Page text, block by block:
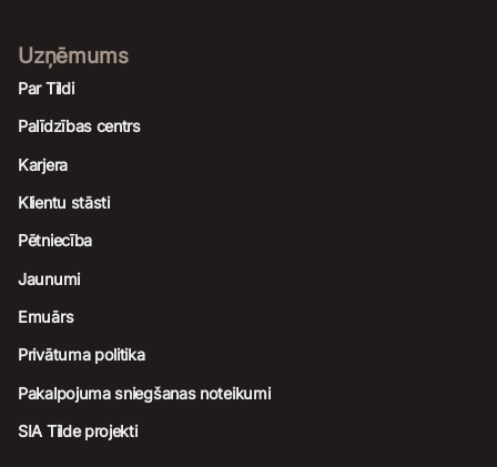
Uzņēmums
Par Tildi
Palīdzības centrs
Karjera
Klientu stāsti
Pētniecība
Jaunumi
Emuārs
Privātuma politika
Pakalpojuma sniegšanas noteikumi
SIA Tilde projekti